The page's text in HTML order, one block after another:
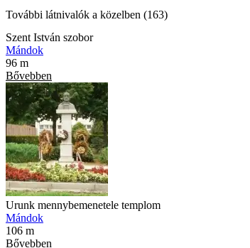
További látnivalók a közelben (163)
Szent István szobor
Mándok
96 m
Bővebben
Urunk mennybemenetele templom
Mándok
106 m
Bővebben